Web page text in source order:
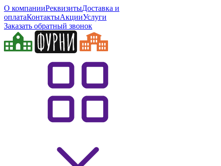
О компанииРеквизитыДоставка и
оплатаКонтактыАкцииУслуги
Заказать обратный звонок